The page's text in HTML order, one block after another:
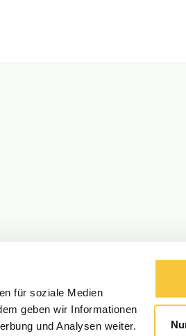
für soziale Medien
geben wir Informationen
und Analysen weiter.